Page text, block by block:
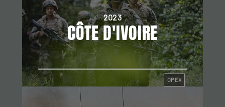
2023
CÔTE D'IVOIRE
OPEX